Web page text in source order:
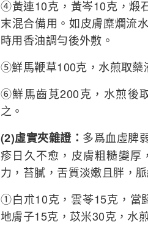
④黃連10克，黃岑10克，煅
末混合備用。如皮膚糜爛流
時用香油調勻後外敷。
⑤鮮馬鞭草100克，水煎取藥
⑥鮮馬齒莧200克，水煎後
之。
(2)虛實夾雜證： 多爲血虛脾
疹日久不愈，皮膚粗糙變厚
力，苔膩，舌質淡嫩且胖，
①白朮10克，雲苓15克，當
地膚子15克，苡米30克，水